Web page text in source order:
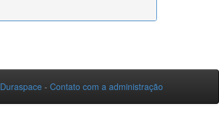
Duraspace - Contato com a administração